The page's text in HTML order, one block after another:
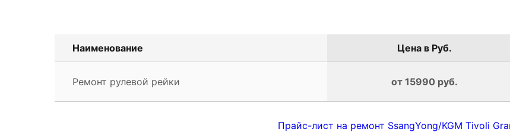
Наименование Цена в Руб.
Ремонт рулевой рейки от 15990 руб.
Прайс-лист на ремонт SsangYong/KGM Tivoli